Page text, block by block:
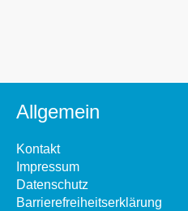
Allgemein
Kontakt
Impressum
Datenschutz
Barrierefreiheitserklärung